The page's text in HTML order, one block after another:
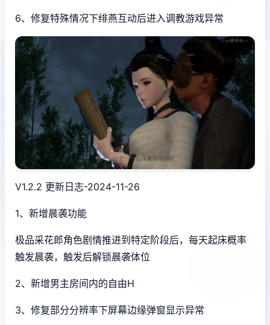
6、修复特殊情况下绯燕互动后进入调教游戏异常
V1.2.2 更新日志-2024-11-26
1、新增晨袭功能
极品采花郎角色剧情推进到特定阶段后，每天起床概率
触发晨袭，触发后解锁晨袭体位
2、新增男主房间内的自由H
3、修复部分分辨率下屏幕边缘弹窗显示异常